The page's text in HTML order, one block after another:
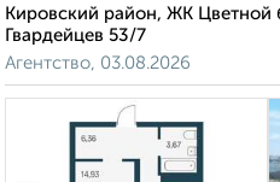
Кировский район, ЖК Цветной
Гвардейцев 53/7
Агентство, 03.08.2026